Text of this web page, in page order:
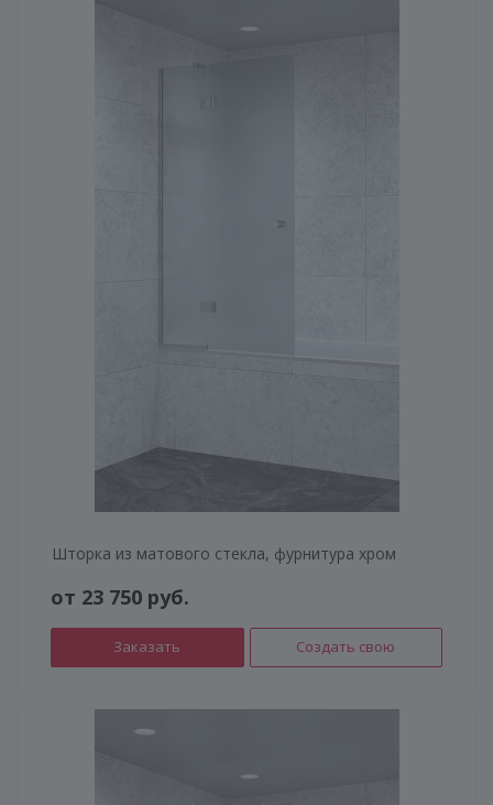
Шторка из матового стекла, фурнитура хром
от 23 750 руб.
Заказать Создать свою